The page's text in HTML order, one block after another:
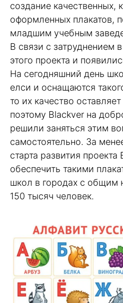
создание качественных,
оформленных плакатов,
младшим учебным
В связи с затруднением
этого проекта и
На сегодняшний день
елси и оснащаются
то их качество
поэтому Blackver на
решили заняться этим
самостоятельно. За
старта развития
обеспечить такими
школ в городах с общим
150 тысяч человек.